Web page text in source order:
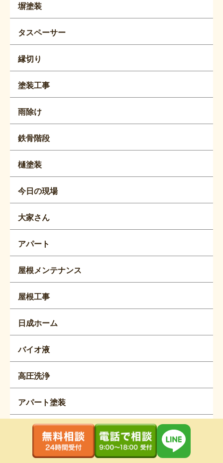
塀塗装
タスペーサー
縁切り
塗装工事
雨除け
鉄骨階段
樋塗装
今日の現場
大家さん
アパート
屋根メンテナンス
屋根工事
日成ホーム
バイオ液
高圧洗浄
アパート塗装
塗り替え時期
点検